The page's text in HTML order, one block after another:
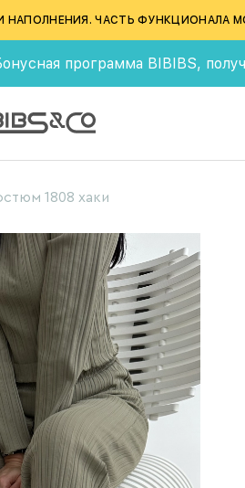
НАПОЛНЕНИЯ. ЧАСТЬ ФУНКЦИОНАЛА
BIBIBS, получай 555
1808 хаки